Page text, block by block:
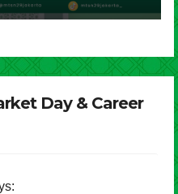
Day & Career